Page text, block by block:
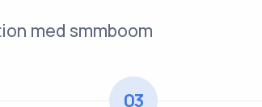
med smmboom
03